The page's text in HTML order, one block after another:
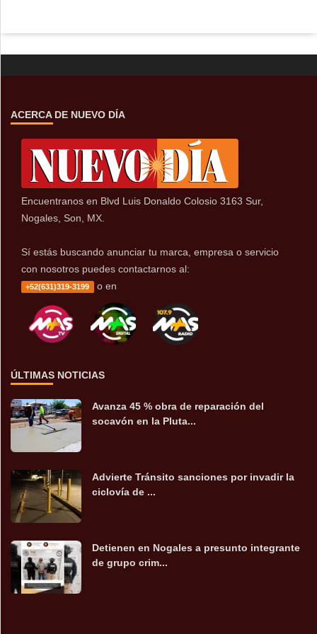
ACERCA DE NUEVO DÍA
Encuentranos en Blvd Luis Donaldo Colosio 3163 Sur,
Nogales, Son, MX.
Sí estás buscando anunciar tu marca, empresa o servicio
con nosotros puedes contactarnos al:
+52(631)319-3199 o en
ÚLTIMAS NOTICIAS
Avanza 45 % obra de reparación del
socavón en la Pluta...
Advierte Tránsito sanciones por invadir la
ciclovía de ...
Detienen en Nogales a presunto integrante
de grupo crim...